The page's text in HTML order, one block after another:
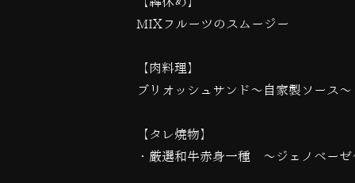
MIXフルーツのスムージー
【肉料理】
ブリオッシュサンド〜自家製ソース〜
【タレ焼物】
・厳選和牛赤身一種 〜ジェノベーゼ